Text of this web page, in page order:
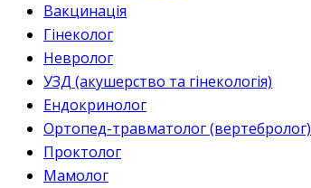
Вакцинація
Гінеколог
Невролог
УЗД (акушерство та гінекологія)
Ендокринолог
Ортопед-травматолог (вертебролог)
Проктолог
Мамолог